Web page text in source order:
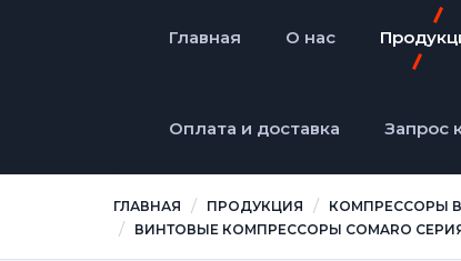
Главная О нас
Оплата и доставка Запрос
ГЛАВНАЯ ПРОДУКЦИЯ КОМПРЕССОРЫ
ВИНТОВЫЕ КОМПРЕССОРЫ COMARO CЕРИЯ